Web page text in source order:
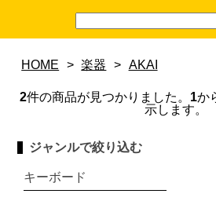
HOME > 楽器 > AKAI
2件の商品が見つかりました。 1か
示します。
ジャンルで絞り込む
キーボード